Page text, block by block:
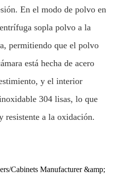
En el modo de polvo en
sopla polvo a la
permitiendo que el polvo
está hecha de acero
y el interior
304 lisas, lo que
resistente a la oxidación.
Cabinets Manufacturer &amp;